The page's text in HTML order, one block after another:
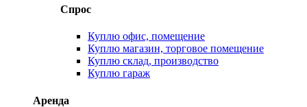
Спрос
Куплю офис, помещение
Куплю магазин, торговое помещение
Куплю склад, производство
Куплю гараж
Аренда